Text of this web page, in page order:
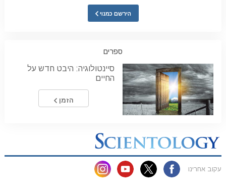
הירשם כמנוי
ספרים
סיינטולוגיה: היבט חדש על
החיים
הזמן
עקוב אחרינו